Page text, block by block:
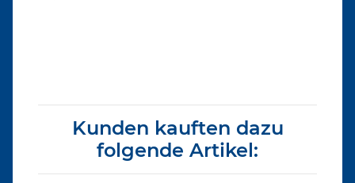
Kunden kauften dazu
folgende Artikel: